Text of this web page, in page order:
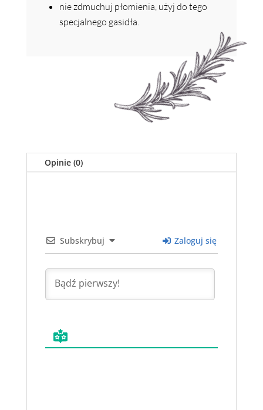
nie zdmuchuj płomienia, użyj do tego
specjalnego gasidła.
Opinie (0)
Subskrybuj Zaloguj się